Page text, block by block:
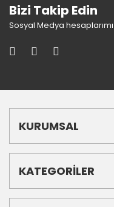
Bizi Takip Edin
Sosyal Medya
KURUMSAL
KATEGORİLER